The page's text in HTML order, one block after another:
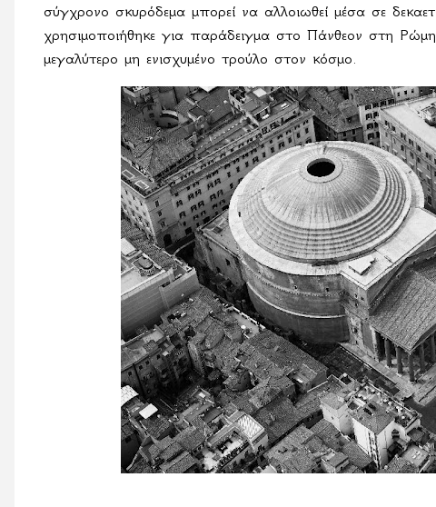
σύγχρονο σκυρόδεμα μπορεί να αλλοιωθεί μέσα σε
χρησιμοποιήθηκε για παράδειγμα στο Πάνθεον στη
μεγαλύτερο μη ενισχυμένο τρούλο στον κόσμο.